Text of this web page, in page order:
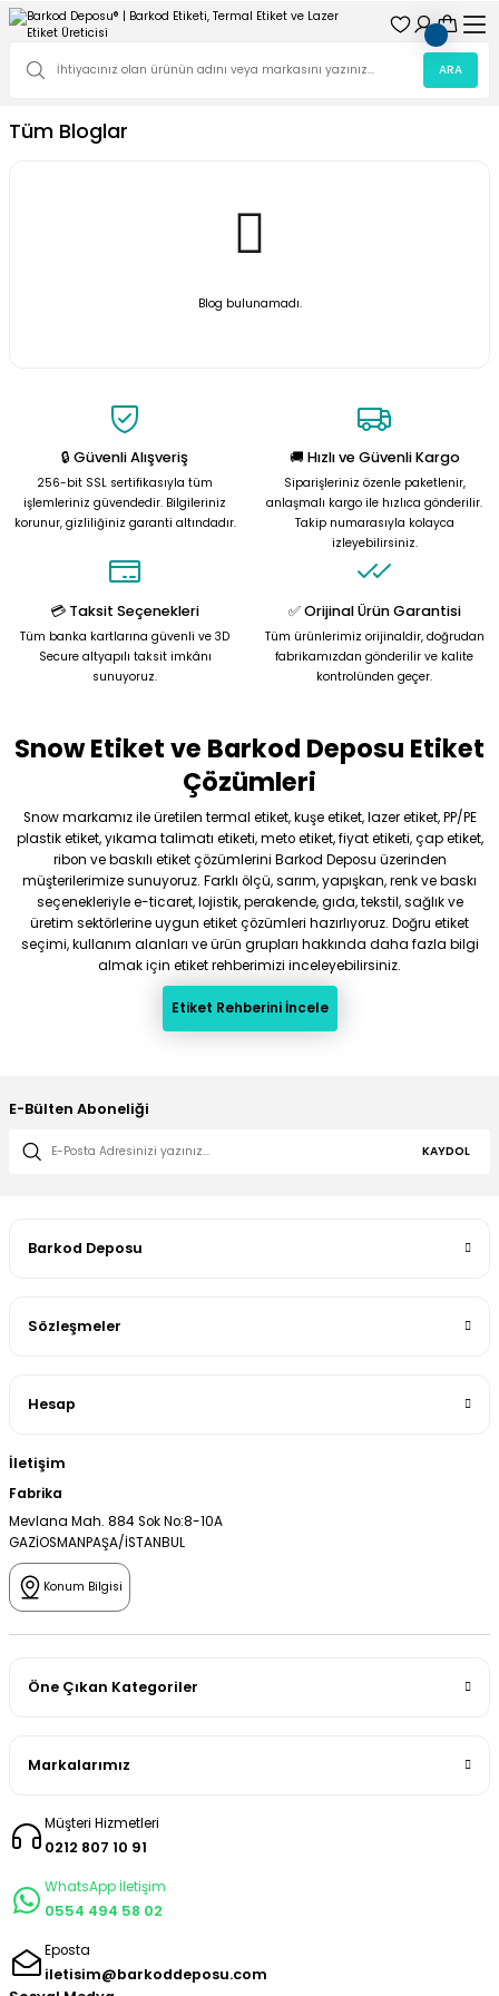
ARA
Tüm Bloglar
Blog bulunamadı.
🔒 Güvenli Alışveriş
256-bit SSL sertifikasıyla tüm
işlemleriniz güvendedir. Bilgileriniz
korunur, gizliliğiniz garanti altındadır.
🚚 Hızlı ve Güvenli Kargo
Siparişleriniz özenle paketlenir,
anlaşmalı kargo ile hızlıca gönderilir.
Takip numarasıyla kolayca
izleyebilirsiniz.
💳 Taksit Seçenekleri
Tüm banka kartlarına güvenli ve 3D
Secure altyapılı taksit imkânı
sunuyoruz.
✅ Orijinal Ürün Garantisi
Tüm ürünlerimiz orijinaldir, doğrudan
fabrikamızdan gönderilir ve kalite
kontrolünden geçer.
Snow Etiket ve Barkod Deposu Etiket
Çözümleri
Snow markamız ile üretilen termal etiket, kuşe etiket, lazer etiket, PP/PE
plastik etiket, yıkama talimatı etiketi, meto etiket, fiyat etiketi, çap etiket,
ribon ve baskılı etiket çözümlerini Barkod Deposu üzerinden
müşterilerimize sunuyoruz. Farklı ölçü, sarım, yapışkan, renk ve baskı
seçenekleriyle e-ticaret, lojistik, perakende, gıda, tekstil, sağlık ve
üretim sektörlerine uygun etiket çözümleri hazırlıyoruz. Doğru etiket
seçimi, kullanım alanları ve ürün grupları hakkında daha fazla bilgi
almak için etiket rehberimizi inceleyebilirsiniz.
Etiket Rehberini İncele
E-Bülten Aboneliği
KAYDOL
Barkod Deposu
Sözleşmeler
Hesap
İletişim
Fabrika
Mevlana Mah. 884 Sok No:8-10A
GAZİOSMANPAŞA/İSTANBUL
Konum Bilgisi
Öne Çıkan Kategoriler
Markalarımız
Müşteri Hizmetleri
0212 807 10 91
WhatsApp İletişim
0554 494 58 02
Eposta
iletisim@barkoddeposu.com